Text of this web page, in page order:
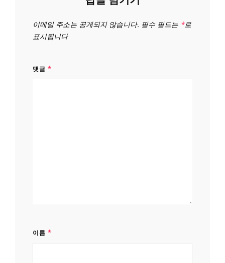
이메일 주소는 공개되지 않습니다. 필수 필드는 *로
표시됩니다
댓글 *
이름 *